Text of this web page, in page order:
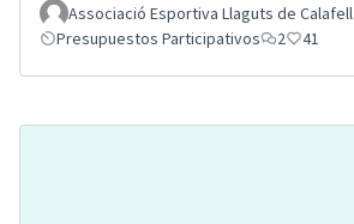
Associació Esportiva Llaguts de Calafell
Presupuestos Participativos
2 41